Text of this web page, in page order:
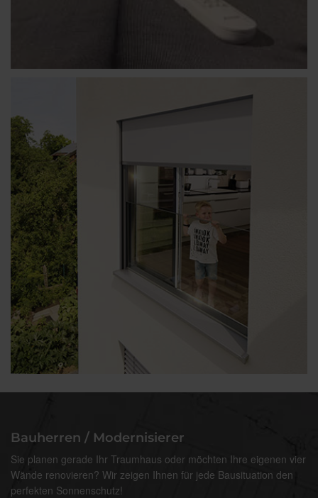
Bauherren / Modernisierer
Sie planen gerade Ihr Traumhaus oder möchten Ihre eigenen vier
Wände renovieren? Wir zeigen Ihnen für jede Bausituation den
perfekten Sonnenschutz!